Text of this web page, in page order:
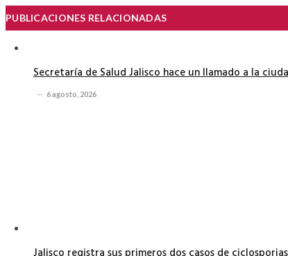
PUBLICACIONES RELACIONADAS
Secretaría de Salud Jalisco hace un llamado a la
6 agosto, 2026